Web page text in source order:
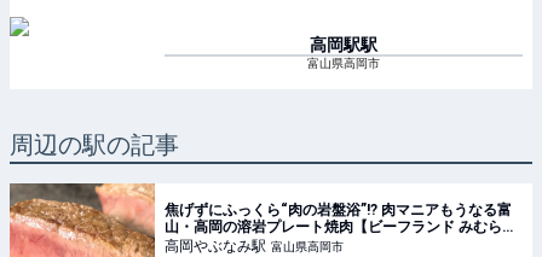
高岡駅駅
富山県高岡市
周辺の駅の記事
焦げずにふっくら“肉の岩盤浴”!? 肉マニアもうなる富
山・高岡の溶岩プレート焼肉【ビーフランド みむら】
｜グルメ｜nan-nan｜富山を楽しむオススメ情報
高岡やぶなみ駅 富山県高岡市